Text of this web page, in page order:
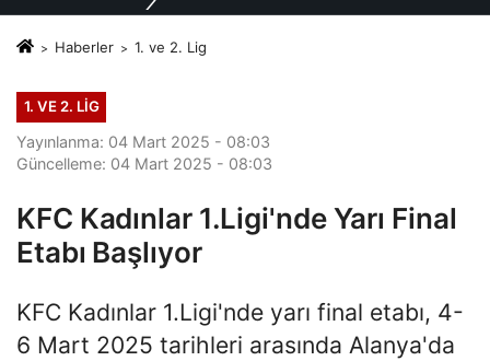
Haberler 1. ve 2. Lig
1. VE 2. LIG
Yayınlanma: 04 Mart 2025 - 08:03
Güncelleme: 04 Mart 2025 - 08:03
KFC Kadınlar 1.Ligi'nde Yarı Final
Etabı Başlıyor
KFC Kadınlar 1.Ligi'nde yarı final etabı, 4-
6 Mart 2025 tarihleri arasında Alanya'da